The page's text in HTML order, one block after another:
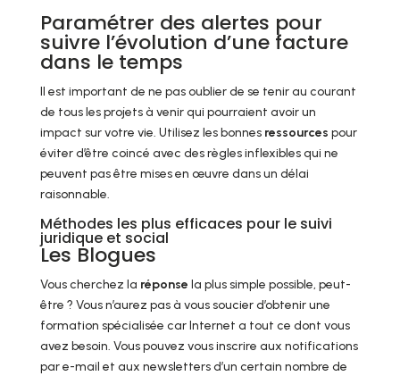
Paramétrer des alertes pour
suivre l’évolution d’une facture
dans le temps
Il est important de ne pas oublier de se tenir au courant
de tous les projets à venir qui pourraient avoir un
impact sur votre vie. Utilisez les bonnes ressources pour
éviter d’être coincé avec des règles inflexibles qui ne
peuvent pas être mises en œuvre dans un délai
raisonnable.
Méthodes les plus efficaces pour le suivi
juridique et social
Les Blogues
Vous cherchez la réponse la plus simple possible, peut-
être ? Vous n’aurez pas à vous soucier d’obtenir une
formation spécialisée car Internet a tout ce dont vous
avez besoin. Vous pouvez vous inscrire aux notifications
par e-mail et aux newsletters d’un certain nombre de